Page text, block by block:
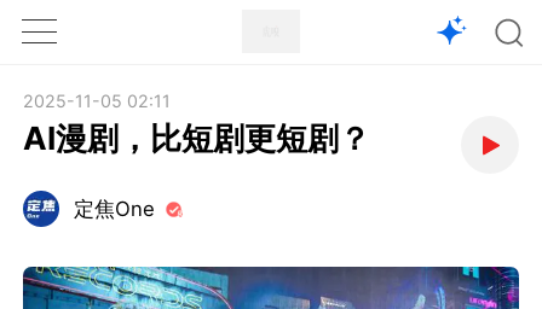
1X
2025-11-05 02:11
AI漫剧，比短剧更短剧？
定焦One